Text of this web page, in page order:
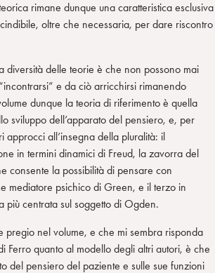
rimane dunque una caratteristica esclusiva
oltre che necessaria, per dare riscontro
diversità delle teorie è che non possono mai
e da ciò arricchirsi rimanendo
dunque la teoria di riferimento è quella
sviluppo dell’apparato del pensiero, e, per
approcci all’insegna della pluralità: il
in termini dinamici di Freud, la zavorra del
consente la possibilità di pensare con
mediatore psichico di Green, e il terzo in
più centrata sul soggetto di Ogden.
pregio nel volume, e che mi sembra risponda
Ferro quanto al modello degli altri autori, è che
del pensiero del paziente e sulle sue funzioni